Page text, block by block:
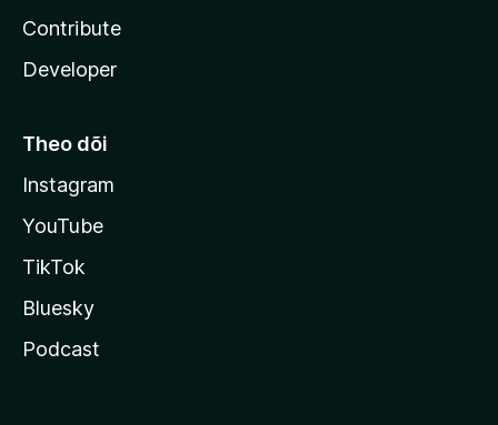
Contribute
Developer
Theo dõi
Instagram
YouTube
TikTok
Bluesky
Podcast